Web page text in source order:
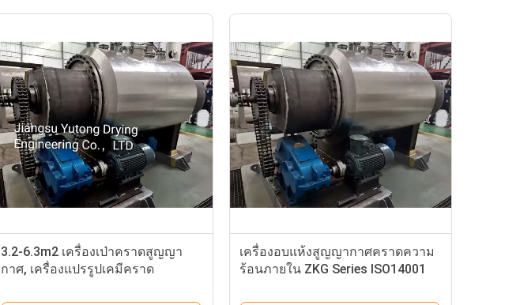
3.2-6.3m2 เครื่องเป่าคราดสูญญา
กาศ, เครื่องแปรรูปเคมีคราด
เครื่องอบแห้งสูญญากาศคราดความ
ร้อนภายใน ZKG Series ISO14001